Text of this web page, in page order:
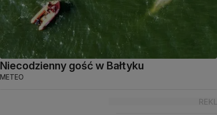
Niecodzienny gość w Bałtyku
METEO